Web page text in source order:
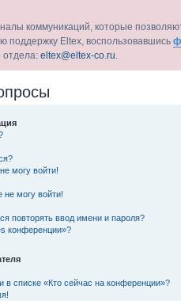
коммуникаций, которые
поддержку Eltex, воспользовавшись
отдела: eltex@eltex-co.ru
могу войти!
не могу войти!
повторять ввод имени и пароля?
конференции»?
в списке «Кто сейчас на конференции»?